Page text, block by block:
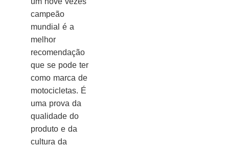
campeão
mundial é a
melhor
recomendação
que se pode ter
como marca de
motocicletas. É
uma prova da
qualidade do
produto e da
cultura da